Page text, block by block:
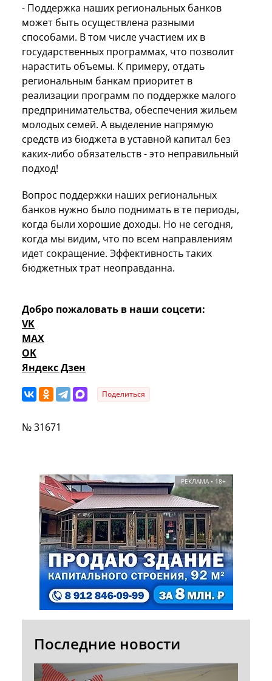
- Поддержка наших региональных банков
может быть осуществлена разными
способами. В том числе участием их в
государственных программах, что позволит
нарастить объемы. К примеру, отдать
региональным банкам приоритет в
реализации программ по поддержке малого
предпринимательства, обеспечения жильем
молодых семей. А выделение напрямую
средств из бюджета в уставной капитал без
каких-либо обязательств - это неправильный
подход!
Вопрос поддержки наших региональных
банков нужно было поднимать в те периоды,
когда были хорошие доходы. Но не сегодня,
когда мы видим, что по всем направлениям
идет сокращение. Эффективность таких
бюджетных трат неоправданна.
Добро пожаловать в наши соцсети:
VK
MAX
OK
Яндекс Дзен
Поделиться
№ 31671
РЕКЛАМА • 18+
Последние новости